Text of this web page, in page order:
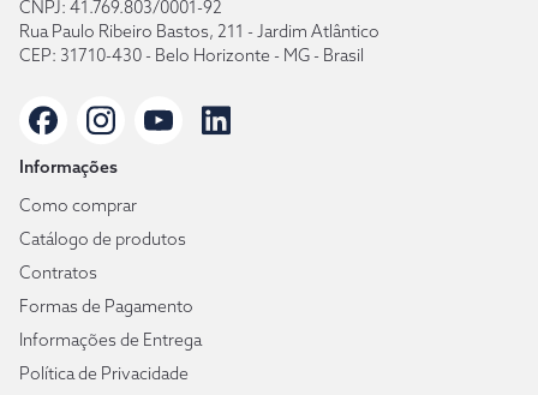
CNPJ: 41.769.803/0001-92
Rua Paulo Ribeiro Bastos, 211 - Jardim Atlântico
CEP: 31710-430 - Belo Horizonte - MG - Brasil
Informações
Como comprar
Catálogo de produtos
Contratos
Formas de Pagamento
Informações de Entrega
Política de Privacidade